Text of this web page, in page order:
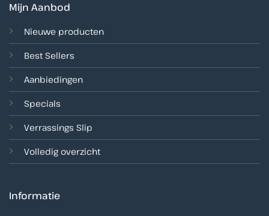
Mijn Aanbod
Nieuwe producten
Best Sellers
Aanbiedingen
Specials
Verrassings Slip
Volledig overzicht
Informatie